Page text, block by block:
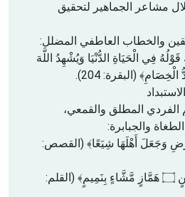
مشاعر الجماهير لتحقيق
والخطاب العاطفي المضلل:
فِي الْحَيَاةِ الدُّنْيَا وَيُشْهِدُ اللَّهَ
(البقرة: 204).
الفردي المطلق والقمعي،
والجبابرة:
وَجَعَلَ أَهْلَهَا شِيَعًا﴾ (القصص:
﴿وَلَا تُطِعْ كُلَّ حَلَّافٍ مَّهِينٍ ۝ هَمَّازٍ مَّشَّاءٍ بِنَمِيمٍ﴾ (القلم: